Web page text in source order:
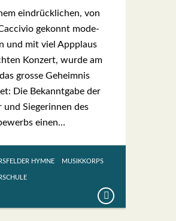
ein­drück­li­chen, von
gekonnt mode­
und mit viel App­plaus
Kon­zert, wur­de am
gros­se Geheim­nis
Die Bekannt­ga­be der
und Sie­ge­rin­nen des
einen…
HYMNE MUSIKKORPS